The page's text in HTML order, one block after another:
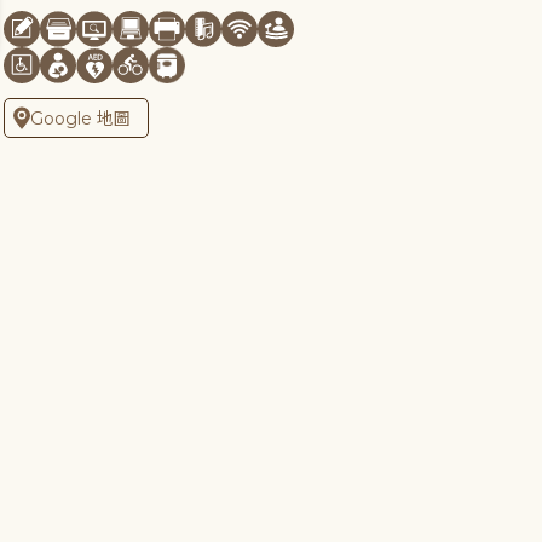
Google 地圖